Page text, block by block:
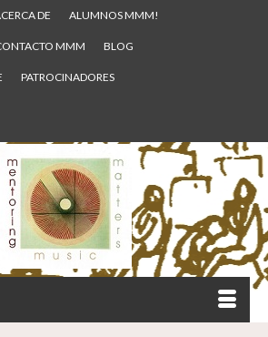
DE ALUMNOS MMM!
MMM BLOG
PATROCINADORES